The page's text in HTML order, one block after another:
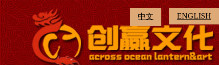
ENGLISH
中文